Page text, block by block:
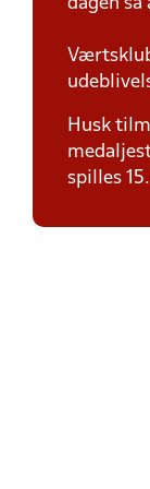
dagen så
Husk
spilles